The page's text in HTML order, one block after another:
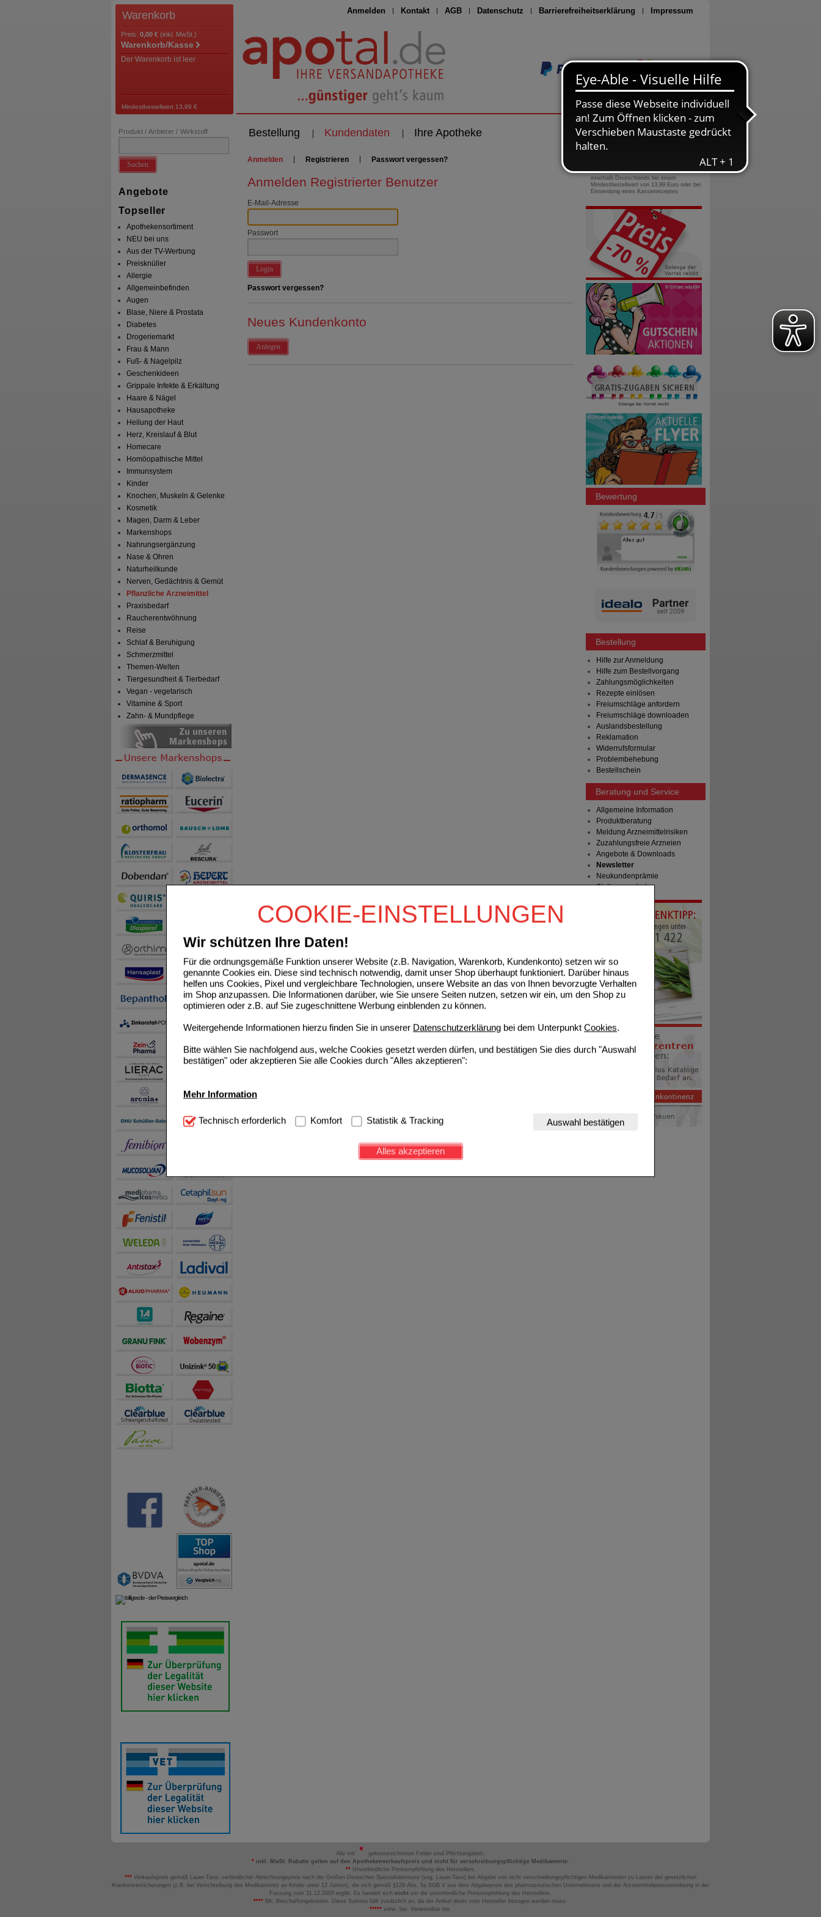
COOKIE-EINSTELLUNGEN
Wir schützen Ihre Daten!
Für die ordnungsgemäße Funktion unserer Website (z.B. Navigation, Warenkorb, Kundenkonto) setzen wir so
genannte Cookies ein. Diese sind technisch notwendig, damit unser Shop überhaupt funktioniert. Darüber hinaus
helfen uns Cookies, Pixel und vergleichbare Technologien, unsere Website an das von Ihnen bevorzugte Verhalten
im Shop anzupassen. Die Informationen darüber, wie Sie unsere Seiten nutzen, setzen wir ein, um den Shop zu
optimieren oder z.B. auf Sie zugeschnittene Werbung einblenden zu können.
Weitergehende Informationen hierzu finden Sie in unserer Datenschutzerklärung bei dem Unterpunkt Cookies.
Bitte wählen Sie nachfolgend aus, welche Cookies gesetzt werden dürfen, und bestätigen Sie dies durch "Auswahl
bestätigen" oder akzeptieren Sie alle Cookies durch "Alles akzeptieren":
Mehr Information
Technisch Notwendig: Hierbei handelt es sich um Cookies, die für die Grundfunktionen unserer Website
notwendig sind (z.B. Navigation, Warenkorb, Kundenkonto), weshalb auf diese nicht verzichtet werden kann.
Diese Cookies werden genutzt um das Einkaufserlebnis noch ansprechender zu gestalten,
beispielsweise für die Wiedererkennung des Besuchers oder unsere Seite an bevorzugte Verhaltensweisen (z.B.
Statistik & Tracking:
sammeln, mit deren Hilfe wir unsere Website weiter für Sie optimieren können, den Inhalt auf unserer Website aber
auch die Werbung auf Drittseiten möglichst relevant für Sie zu gestalten. Bitte beachten Sie, dass Daten hierfür
teilweise an Dritte wie z.B. Google oder soziale Medien übertragen werden.
Technisch erforderlich Komfort Statistik & Tracking Auswahl bestätigen
Alles akzeptieren
Anmelden Kontakt AGB Datenschutz Barrierefreiheitserklärung Impressum
Seite drucken
Warenkorb
Preis: 0,00 € (inkl. MwSt.)
Warenkorb/Kasse
Der Warenkorb ist leer
Mindestbestellwert 13,99 €
Bestellung Kundendaten Ihre Apotheke
Produkt / Anbieter / Wirkstoff
Suchen
Angebote
Topseller
Apothekensortiment
NEU bei uns
Aus der TV-Werbung
Preisknüller
Allergie
Allgemeinbefinden
Augen
Blase, Niere & Prostata
Diabetes
Drogeriemarkt
Frau & Mann
Fuß- & Nagelpilz
Geschenkideen
Grippale Infekte & Erkältung
Haare & Nägel
Hausapotheke
Heilung der Haut
Herz, Kreislauf & Blut
Homecare
Homöopathische Mittel
Immunsystem
Kinder
Knochen, Muskeln & Gelenke
Kosmetik
Magen, Darm & Leber
Markenshops
Nahrungsergänzung
Nase & Ohren
Naturheilkunde
Nerven, Gedächtnis & Gemüt
Pflanzliche Arzneimittel
Praxisbedarf
Raucherentwöhnung
Reise
Schlaf & Beruhigung
Schmerzmittel
Themen-Welten
Tiergesundheit & Tierbedarf
Vegan - vegetarisch
Vitamine & Sport
Zahn- & Mundpflege
Anmelden Registrieren Passwort vergessen?
Anmelden Registrierter Benutzer
E-Mail-Adresse
Passwort
Login
Passwort vergessen?
Neues Kundenkonto
Anlegen
0800-10 11 422
gebührenfreie Rufnummer
innerhalb Deutschlands bei einem
Mindestbestellwert von 13,99 Euro oder bei
Einsendung eines Kassenrezeptes
Bewertung
Bestellung
Hilfe zur Anmeldung
Hilfe zum Bestellvorgang
Zahlungsmöglichkeiten
Rezepte einlösen
Freiumschläge anfordern
Freiumschläge downloaden
Auslandsbestellung
Reklamation
Widerrufsformular
Problembehebung
Bestellschein
Beratung und Service
Allgemeine Information
Produktberatung
Meldung Arzneimittelrisiken
Zuzahlungsfreie Arzneien
Angebote & Downloads
Newsletter
Neukundenprämie
Stellenangebote
Alle mit
gekennzeichneten Felder sind Pflichtangaben.
* inkl. MwSt. Rabatte gelten auf den Apothekenverkaufspreis und nicht für verschreibungspflichtige Medikamente.
**Unverbindliche Preisempfehlung des Herstellers.
*** Verkaufspreis gemäß Lauer-Taxe; verbindlicher Abrechnungspreis nach der Großen Deutschen Spezialitätentaxe (sog. Lauer-Taxe) bei Abgabe von nicht verschreibungspflichtigen Medikamenten zu Lasten der gesetzlichen
Krankenversicherungen (z.B. bei Verschreibung des Medikaments an Kinder unter 12 Jahren), die sich gemäß §129 Abs. 5a SGB V aus dem Abgabepreis des pharmazeutischen Unternehmens und der Arzneimittelpreisverordnung in der
Fassung zum 31.12.2003 ergibt. Es handelt sich nicht um die unverbindliche Preisempfehlung des Herstellers.
**** BK: Beschaffungskosten. Diese Summe fällt zusätzlich an, da der Artikel direkt vom Hersteller bezogen werden muss.
***** verw. bis: Verwendbar bis.